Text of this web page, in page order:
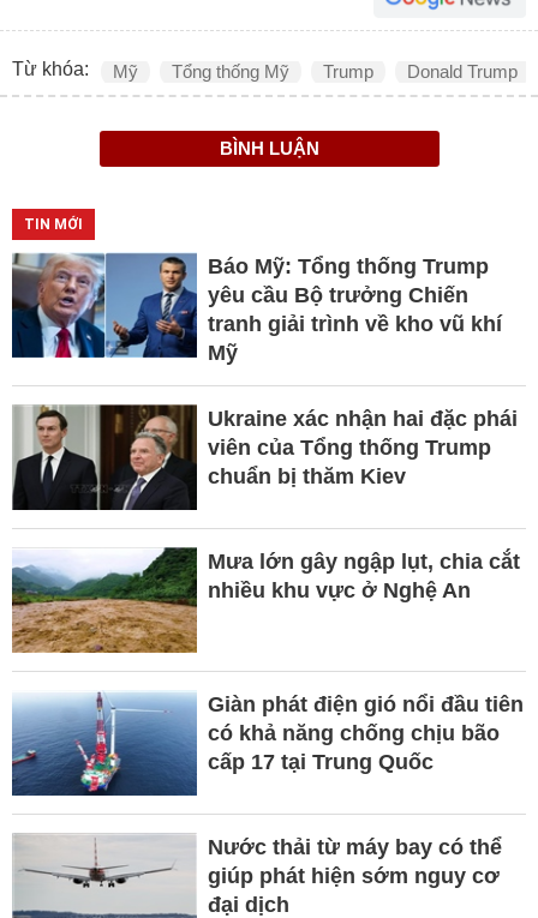
Từ khóa: Mỹ Tổng thống Mỹ Trump Donald Trump
BÌNH LUẬN
TIN MỚI
Báo Mỹ: Tổng thống Trump
yêu cầu Bộ trưởng Chiến
tranh giải trình về kho vũ khí
Mỹ
Ukraine xác nhận hai đặc phái
viên của Tổng thống Trump
chuẩn bị thăm Kiev
Mưa lớn gây ngập lụt, chia cắt
nhiều khu vực ở Nghệ An
Giàn phát điện gió nổi đầu tiên
có khả năng chống chịu bão
cấp 17 tại Trung Quốc
Nước thải từ máy bay có thể
giúp phát hiện sớm nguy cơ
đại dịch